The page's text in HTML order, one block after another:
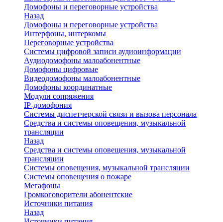
Домофоны и переговорные устройства
Назад
Домофоны и переговорные устройства
Интерфоны, интеркомы
Переговорные устройства
Системы цифровой записи аудиоинформации
Аудиодомофоны малоабонентные
Домофоны цифровые
Видеодомофоны малоабонентные
Домофоны координатные
Модули сопряжения
IP-домофония
Системы диспетчерской связи и вызова персонала
Средства и системы оповещения, музыкальной
трансляции
Назад
Средства и системы оповещения, музыкальной
трансляции
Системы оповещения, музыкальной трансляции
Системы оповещения о пожаре
Мегафоны
Громкоговорители абонентские
Источники питания
Назад